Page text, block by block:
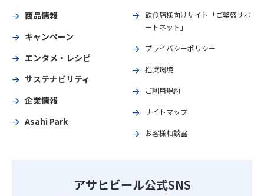
商品情報
キャンペーン
エンタメ・レシピ
サステナビリティ
企業情報
Asahi Park
飲食店様向けサイト「ご繁盛サポ
ートネット」
プライバシーポリシー
推奨環境
ご利用規約
サイトマップ
お客様相談室
アサヒビール公式SNS